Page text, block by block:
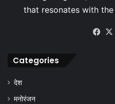
Categories
देश
मनोरंजन